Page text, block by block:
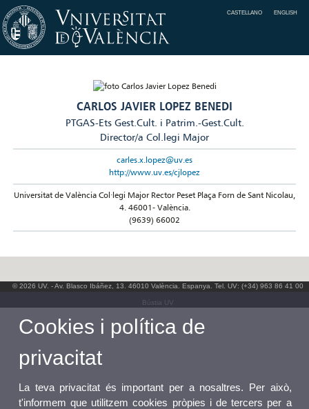
CASTELLANO ENGLISH
CARLOS JAVIER LOPEZ BENEDI
PTGAS-Ets Gest.Cult. i Patrim.-Gest.Cult.
Director/a Col.legi Major
carles.x.lopez@uv.es
http://www.uv.es/cjlopez
Universitat de València Col·legi Major Rector Peset Plaça Forn de Sant Nicolau,
4. 46001- València.
(9639) 66002
© 2026 UV. - Av. Blasco Ibáñez, 13. 46010 València. Espanya. Tel. UV: (+34) 963 86 41 00
Bústia UV
Cookies i política de
privacitat
La teva privacitat és important per a nosaltres. Per això,
t'informem que utilitzem cookies pròpies i de tercers per a